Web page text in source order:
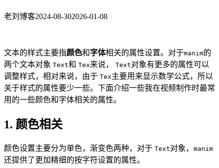
老刘博客2024-08-302026-01-08
文本的样式主要指颜色和字体相关的属性设置。对于manim的
两个文本对象 Text和 Tex来说， Text对象有更多的属性可以
调整样式，相对来说，由于 Tex主要用来显示数学公式，所以
关于样式的属性要少一些。下面介绍一些我在视频制作时最常
用的一些颜色和字体相关的属性。
1. 颜色相关
颜色设置主要分为单色，渐变色两种，对于 Text对象， manim
还提供了更加精细的按字符设置的属性。